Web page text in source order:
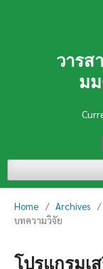
วารส
ม
Home / Archives /
บทความวิจัย
โปรแกรมเ